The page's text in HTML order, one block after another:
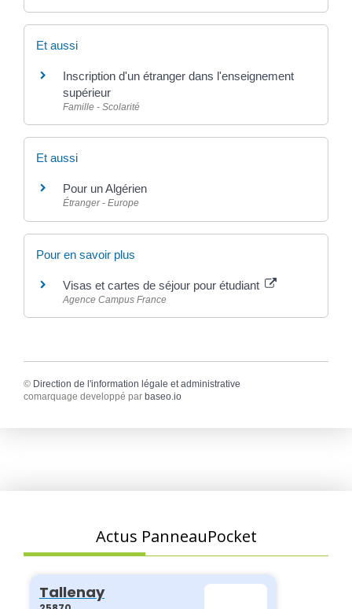
Et aussi
Inscription d'un étranger dans l'enseignement
supérieur
Famille - Scolarité
Et aussi
Pour un Algérien
Étranger - Europe
Pour en savoir plus
Visas et cartes de séjour pour étudiant
Agence Campus France
© Direction de l'information légale et administrative
comarquage developpé par baseo.io
Actus PanneauPocket